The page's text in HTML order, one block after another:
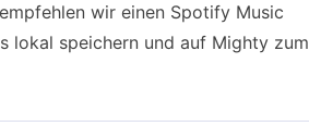
wir einen Spotify Music
lokal speichern und auf Mighty zum